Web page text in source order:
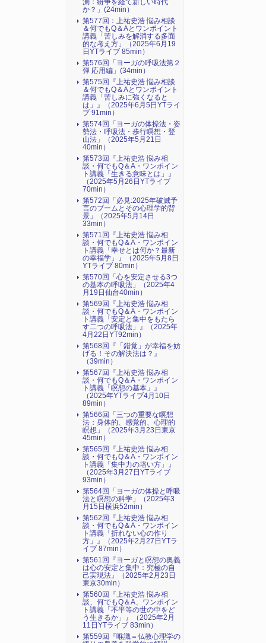
測：紛争を経て新しい時代
か？」(24min）
第577回：上祐史浩 悩み相談
＆何でもQ＆Aとワンポイント
講義「苦しみを解消する多面
的な考え方」（2025年6月19
日YTライブ 85min）
第576回「ヨーガの呼吸法第２
弾 応用編」(34min）
第575回『上祐史浩 悩み相談
＆何でもQ＆Aとワンポイント
講義「苦しみに強くなると
は」』（2025年6月5日YTライ
ブ 91min）
第574回「ヨーガの体操法・姿
勢法・呼吸法・歩行瞑想・登
山法」（2025年5月21日
40min）
第573回『上祐史浩 悩み相
談・何でもQ＆A・ワンポイン
ト講義「生きる意味とは」』
（2025年5月26日YTライブ
70min）
第572回「必見:2025年破滅予
言のブームとその心理学的背
景」（2025年5月14日
33min）
第571回『上祐史浩 悩み相
談・何でもQ＆A・ワンポイン
ト講義「幸せとは何か？最新
の幸福学」』（2025年5月8日
YTライブ 80min）
第570回「心を安定させる3つ
の基本の呼吸法」（2025年4
月19日仙台40min）
第569回『上祐史浩 悩み相
談・何でもQ＆A・ワンポイン
ト講義「安定と集中をもたら
す二つの呼吸法」』（2025年
4月22日YT92min）
第568回『「錯覚」が幸福を妨
げる！その解決法は？』
（39min）
第567回『上祐史浩 悩み相
談・何でもQ＆A・ワンポイン
ト講義「瞑想の基本」』
（2025年YTライブ4月10日
89min）
第566回「三つの重要な瞑想
法：身体的、感覚的、心理的
瞑想」（2025年3月23日東京
45min）
第565回『上祐史浩 悩み相
談・何でもQ＆A・ワンポイン
ト講義「集中力の培い方」』
（2025年3月27日YTライブ
93min）
第564回「ヨーガの体操と呼吸
法と瞑想の科学」（2025年3
月15日横浜52min）
第562回『上祐史浩 悩み相
談・何でもQ＆A・ワンポイン
ト講義「折れない心の作り
方」』（2025年2月27日YTラ
イブ 87min）
第561回『ヨーガと瞑想の奥義
は心の安定と集中：究極の自
己実現法』（2025年2月23日
東京30min）
第560回『上祐史浩 悩み相
談、何でもQ＆A、ワンポイン
ト講義「不平等の世の中をど
う生きるか」』（2025年2月
11日YTライブ 83min）
第559回『唯識＝仏教心理学の